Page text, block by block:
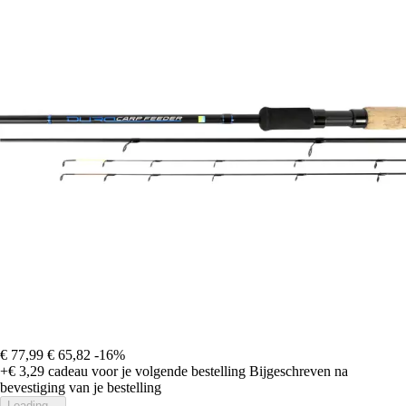
€ 77,99 € 65,82 -16%
+€ 3,29 cadeau voor je volgende bestelling Bijgeschreven na
bevestiging van je bestelling